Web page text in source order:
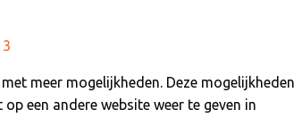
meer mogelijkheden. Deze mogelijkheden
een andere website weer te geven in